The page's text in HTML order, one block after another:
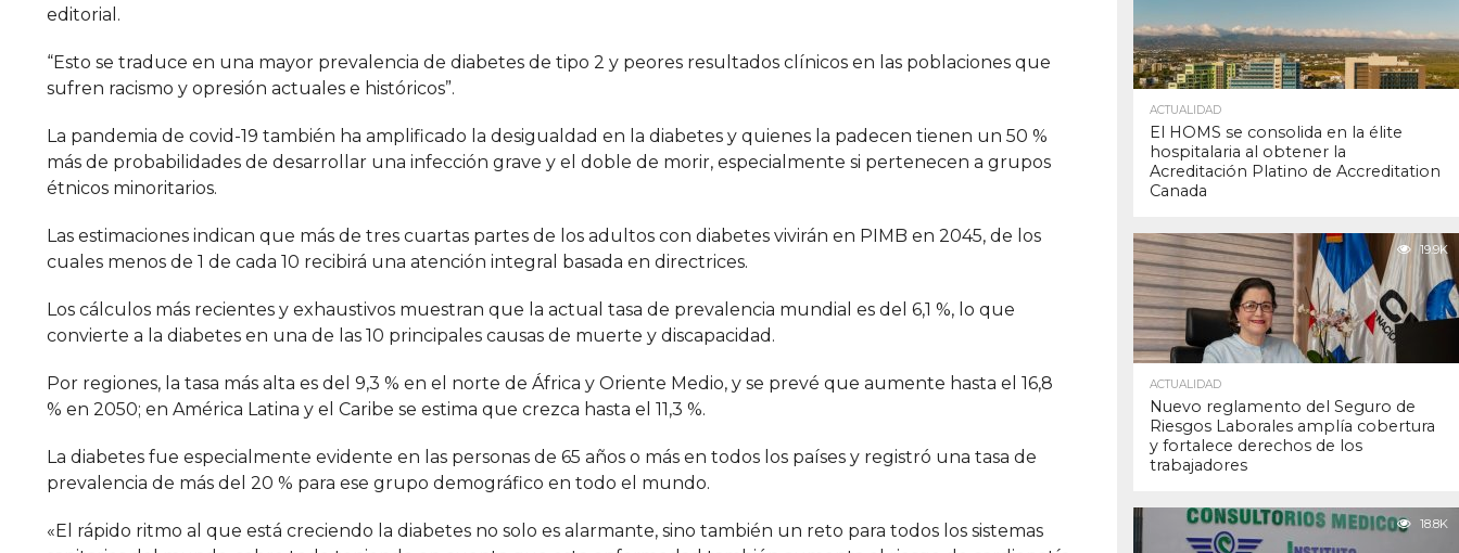
editorial.
“Esto se traduce en una mayor prevalencia de diabetes de tipo 2 y peores resultados clínicos en las poblaciones que
sufren racismo y opresión actuales e históricos”.
La pandemia de covid-19 también ha amplificado la desigualdad en la diabetes y quienes la padecen tienen un 50 %
más de probabilidades de desarrollar una infección grave y el doble de morir, especialmente si pertenecen a grupos
étnicos minoritarios.
Las estimaciones indican que más de tres cuartas partes de los adultos con diabetes vivirán en PIMB en 2045, de los
cuales menos de 1 de cada 10 recibirá una atención integral basada en directrices.
Los cálculos más recientes y exhaustivos muestran que la actual tasa de prevalencia mundial es del 6,1 %, lo que
convierte a la diabetes en una de las 10 principales causas de muerte y discapacidad.
Por regiones, la tasa más alta es del 9,3 % en el norte de África y Oriente Medio, y se prevé que aumente hasta el 16,8
% en 2050; en América Latina y el Caribe se estima que crezca hasta el 11,3 %.
La diabetes fue especialmente evidente en las personas de 65 años o más en todos los países y registró una tasa de
prevalencia de más del 20 % para ese grupo demográfico en todo el mundo.
«El rápido ritmo al que está creciendo la diabetes no solo es alarmante, sino también un reto para todos los sistemas
ACTUALIDAD
El HOMS se consolida en la élite
hospitalaria al obtener la
Acreditación Platino de Accreditation
Canada
19.9K
ACTUALIDAD
Nuevo reglamento del Seguro de
Riesgos Laborales amplía cobertura
y fortalece derechos de los
trabajadores
18.8K